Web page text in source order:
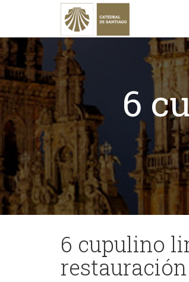
6
6 cupulino
restauración